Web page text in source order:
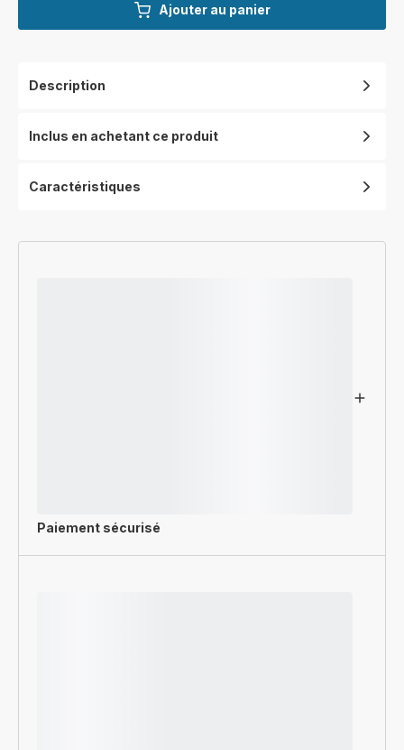
Ajouter au panier
Description
Inclus en achetant ce produit
Caractéristiques
Paiement sécurisé